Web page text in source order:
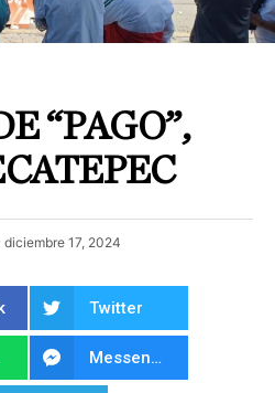
“PAGO”,
diciembre 17, 2024
Twitter
Messenger